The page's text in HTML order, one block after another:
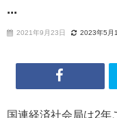
...
2021年9月23日 2023年5月
国連経済社会局は2年